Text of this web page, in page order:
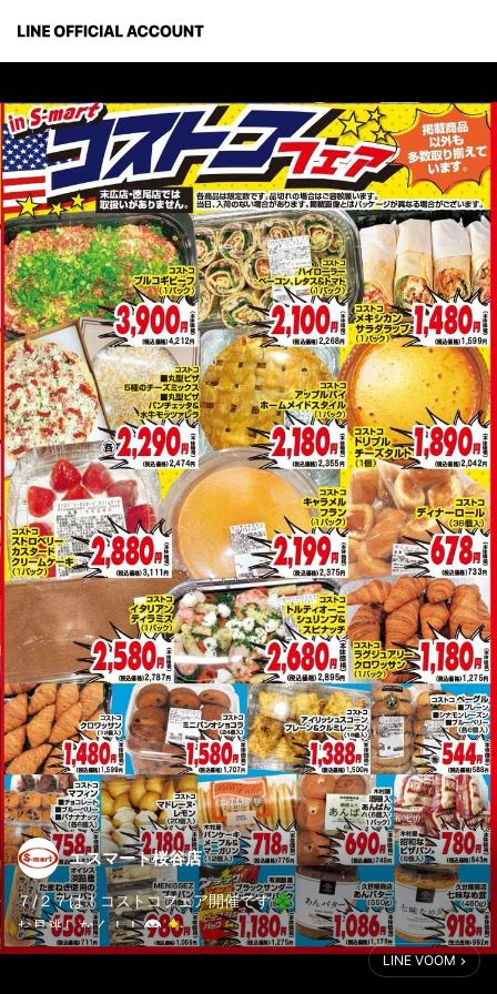
エスマート桜谷店
７/２７は！コストコフェア開催です
お見逃しなく！！
チラシ掲載商品の、木村屋 昭和なピザパン、アップルパイ ホーム
LINE VOOM